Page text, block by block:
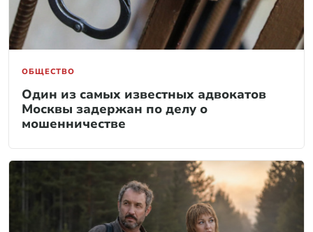
ОБЩЕСТВО
Один из самых известных адвокатов
Москвы задержан по делу о
мошенничестве